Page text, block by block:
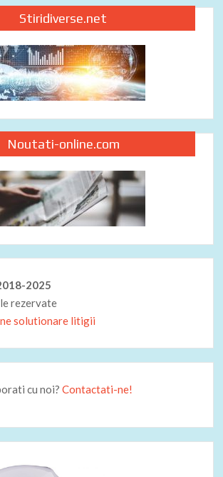
Stiridiverse.net
Noutati-online.com
2025
rezervate
solutionare litigii
cu noi?Contactati-ne!